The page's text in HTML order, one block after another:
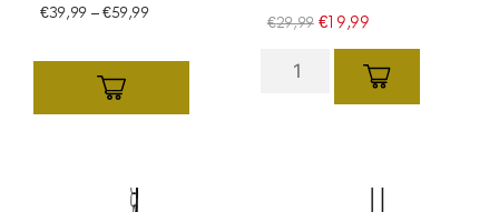
€39,99–€59,99
€29,99 €19,99